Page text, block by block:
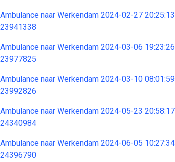
Ambulance naar Werkendam 2024-02-27 20:25:13
23941338
Ambulance naar Werkendam 2024-03-06 19:23:26
23977825
Ambulance naar Werkendam 2024-03-10 08:01:59
23992826
Ambulance naar Werkendam 2024-05-23 20:58:17
24340984
Ambulance naar Werkendam 2024-06-05 10:27:34
24396790